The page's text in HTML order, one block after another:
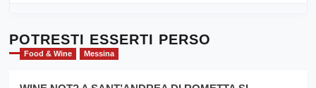
l’
evento
per
Cronoscalata
Giarre
Montesalice
POTRESTI ESSERTI PERSO
Food & Wine Messina